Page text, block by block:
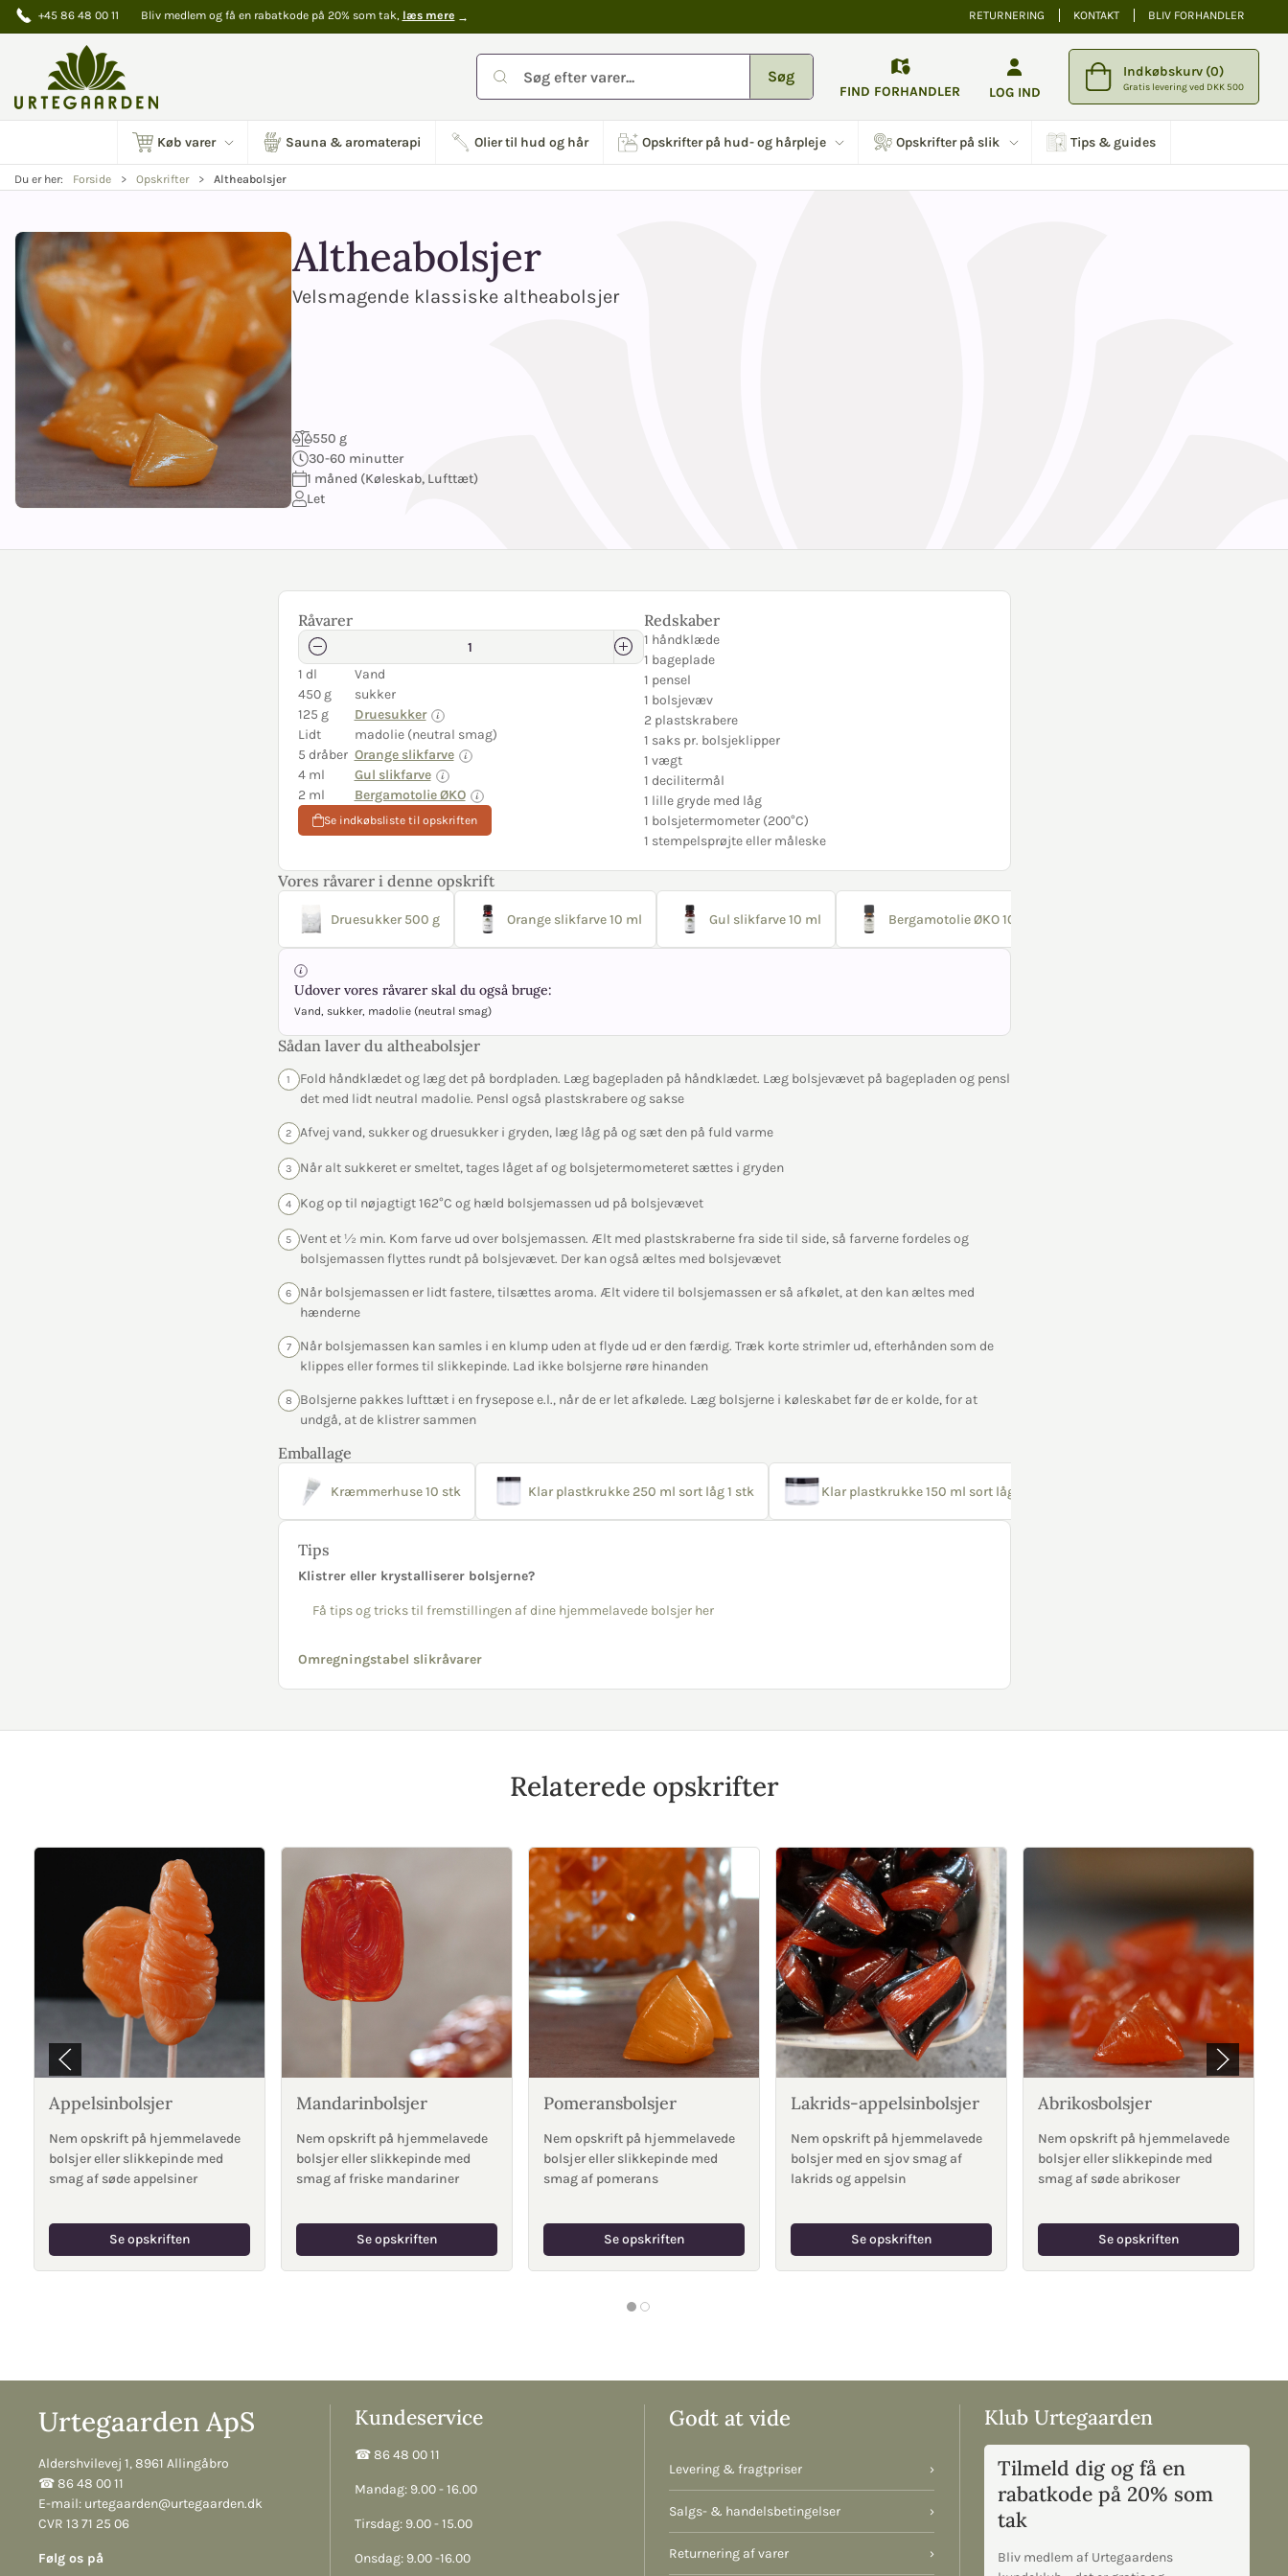
+45 86 48 00 11 Bliv medlem og få en rabatkode på 20% som tak, læs mere RETURNERING KONTAKT BLIV FORHANDLER
Søg
FIND FORHANDLER LOG IND
Indkøbskurv (0)
Gratis levering ved DKK 500
Køb varer Sauna & aromaterapi Olier til hud og hår Opskrifter på hud- og hårpleje Opskrifter på slik Tips & guides
Du er her: Forside Opskrifter Altheabolsjer
Altheabolsjer
Velsmagende klassiske altheabolsjer
550 g
30-60 minutter
1 måned (Køleskab, Lufttæt)
Let
Råvarer
1 dl
Vand
450 g
sukker
125 g
Druesukker
Lidt
madolie (neutral smag)
5 dråber Orange slikfarve
4 ml
Gul slikfarve
2 ml
Bergamotolie ØKO
Se indkøbsliste til opskriften
Redskaber
1 håndklæde
1 bageplade
1 pensel
1 bolsjevæv
2 plastskrabere
1 saks pr. bolsjeklipper
1 vægt
1 decilitermål
1 lille gryde med låg
1 bolsjetermometer (200°C)
1 stempelsprøjte eller måleske
Vores råvarer i denne opskrift
Druesukker 500 g Orange slikfarve 10 ml Gul slikfarve 10 ml Bergamotolie ØKO 10 ml
Udover vores råvarer skal du også bruge:
Vand, sukker, madolie (neutral smag)
Sådan laver du altheabolsjer
1
Fold håndklædet og læg det på bordpladen. Læg bagepladen på håndklædet. Læg bolsjevævet på bagepladen og pensl
det med lidt neutral madolie. Pensl også plastskrabere og sakse
2 Afvej vand, sukker og druesukker i gryden, læg låg på og sæt den på fuld varme
3 Når alt sukkeret er smeltet, tages låget af og bolsjetermometeret sættes i gryden
4 Kog op til nøjagtigt 162°C og hæld bolsjemassen ud på bolsjevævet
5
Vent et ½ min. Kom farve ud over bolsjemassen. Ælt med plastskraberne fra side til side, så farverne fordeles og
bolsjemassen flyttes rundt på bolsjevævet. Der kan også æltes med bolsjevævet
6
Når bolsjemassen er lidt fastere, tilsættes aroma. Ælt videre til bolsjemassen er så afkølet, at den kan æltes med
hænderne
7
Når bolsjemassen kan samles i en klump uden at flyde ud er den færdig. Træk korte strimler ud, efterhånden som de
klippes eller formes til slikkepinde. Lad ikke bolsjerne røre hinanden
8
Bolsjerne pakkes lufttæt i en frysepose e.l., når de er let afkølede. Læg bolsjerne i køleskabet før de er kolde, for at
undgå, at de klistrer sammen
Emballage
Kræmmerhuse 10 stk Klar plastkrukke 250 ml sort låg 1 stk Klar plastkrukke 150 ml sort låg 1 stk
Tips
Klistrer eller krystalliserer bolsjerne?
Få tips og tricks til fremstillingen af dine hjemmelavede bolsjer her
Omregningstabel slikråvarer
Relaterede opskrifter
Appelsinbolsjer
Nem opskrift på hjemmelavede
bolsjer eller slikkepinde med
smag af søde appelsiner
Se opskriften
Mandarinbolsjer
Nem opskrift på hjemmelavede
bolsjer eller slikkepinde med
smag af friske mandariner
Se opskriften
Pomeransbolsjer
Nem opskrift på hjemmelavede
bolsjer eller slikkepinde med
smag af pomerans
Se opskriften
Lakrids-appelsinbolsjer
Nem opskrift på hjemmelavede
bolsjer med en sjov smag af
lakrids og appelsin
Se opskriften
Abrikosbolsjer
Nem opskrift på hjemmelavede
bolsjer eller slikkepinde med
smag af søde abrikoser
Se opskriften
Urtegaarden ApS
Aldershvilevej 1, 8961 Allingåbro
☎︎ 86 48 00 11
E-mail: urtegaarden@urtegaarden.dk
CVR 13 71 25 06
Følg os på
Kundeservice
☎︎ 86 48 00 11
Mandag: 9.00 - 16.00
Tirsdag: 9.00 - 15.00
Onsdag: 9.00 -16.00
Godt at vide
Levering & fragtpriser ›
Salgs- & handelsbetingelser ›
Returnering af varer ›
Klub Urtegaarden
Tilmeld dig og få en
rabatkode på 20% som
tak
Bliv medlem af Urtegaardens